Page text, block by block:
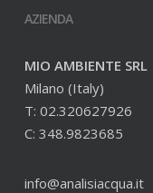
AZIENDA
MIO AMBIENTE SRL
Milano (Italy)
T: 02.320627926
C: 348.9823685
info@analisiacqua.it